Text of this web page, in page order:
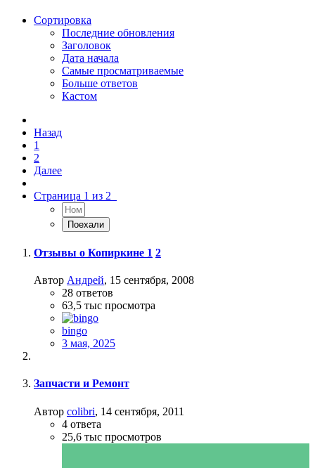
Сортировка
Последние обновления
Заголовок
Дата начала
Самые просматриваемые
Больше ответов
Кастом
Назад
1
2
Далее
Страница 1 из 2
Отзывы о Копиркине 1 2
Автор Андрей, 15 сентября, 2008
28 ответов
63,5 тыс просмотра
bingo
3 мая, 2025
Запчасти и Ремонт
Автор colibri, 14 сентября, 2011
4 ответа
25,6 тыс просмотров